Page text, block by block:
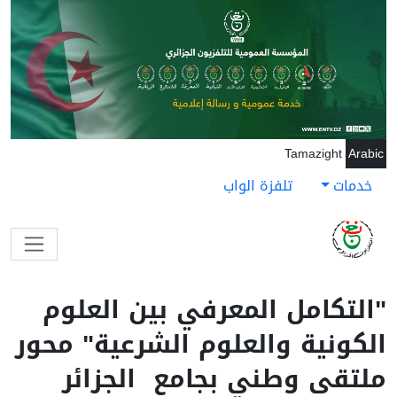
تجاوز إلى المحتوى الرئيسي
Arabic
Tamazight
خدمات تلفزة الواب
"التكامل المعرفي بين العلوم
الكونية والعلوم الشرعية" محور
ملتقى وطني بجامع الجزائر